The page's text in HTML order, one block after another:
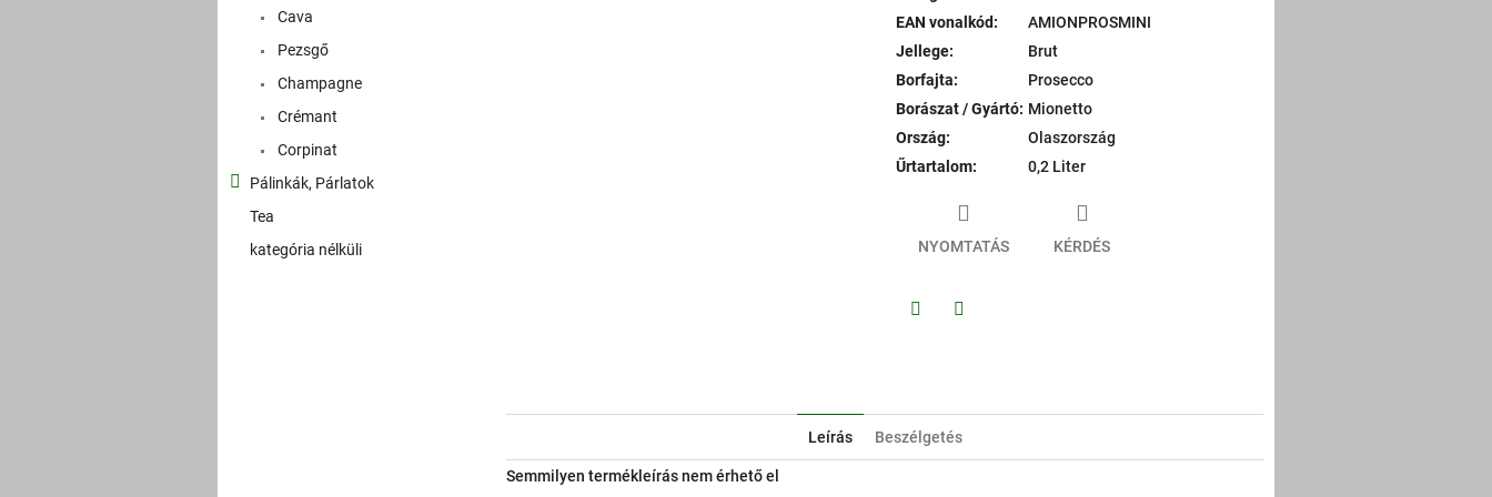
Cava
Pezsgő
Champagne
Crémant
Corpinat
Pálinkák, Párlatok
Tea
kategória nélküli
EAN vonalkód:
AMIONPROSMINI
Jellege:
Brut
Borfajta:
Prosecco
Borászat / Gyártó: Mionetto
Ország:
Olaszország
Űrtartalom: 0,2 Liter
NYOMTATÁS KÉRDÉS
Leírás Beszélgetés
Semmilyen termékleírás nem érhető el